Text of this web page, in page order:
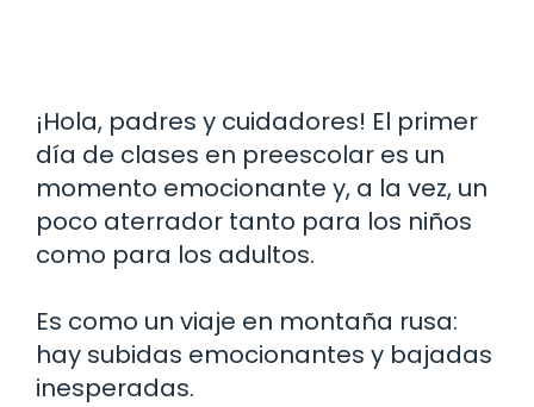
¡Hola, padres y cuidadores! El primer
día de clases en preescolar es un
momento emocionante y, a la vez, un
poco aterrador tanto para los niños
como para los adultos.
Es como un viaje en montaña rusa:
hay subidas emocionantes y bajadas
inesperadas.